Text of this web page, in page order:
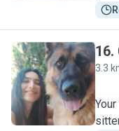
C
16.
3.3